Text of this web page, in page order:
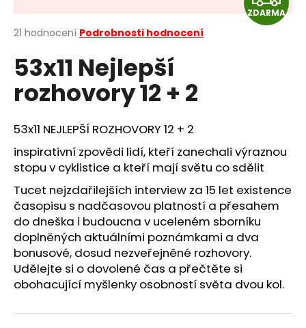
Průměrné
produktu
je
hvězdiček.
21 hodnocení Podrobnosti hodnocení
53x11 Nejlepší
rozhovory 12 + 2
53x11 NEJLEPŠÍ ROZHOVORY 12 + 2
inspirativní zpovědi lidí, kteří zanechali výraznou
stopu v cyklistice a kteří mají světu co sdělit
Tucet nejzdařilejších interview za 15 let existence
časopisu s nadčasovou platností a přesahem
do dneška i budoucna v uceleném sborníku
doplněných aktuálními poznámkami a dva
bonusové, dosud nezveřejněné rozhovory.
Udělejte si o dovolené čas a přečtěte si
obohacující myšlenky osobností světa dvou kol.
D
ZDARMA
j
í
t
?
HLEDAT
D
o
p
o
r
u
č